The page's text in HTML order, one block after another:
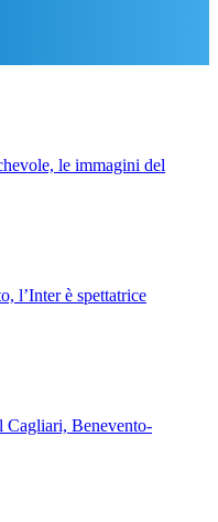
le immagini del
l’Inter è spettatrice
Cagliari, Benevento-